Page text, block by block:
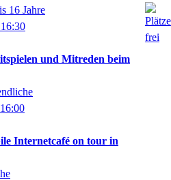
16 Jahre
und Mitreden beim
Internetcafé on tour in